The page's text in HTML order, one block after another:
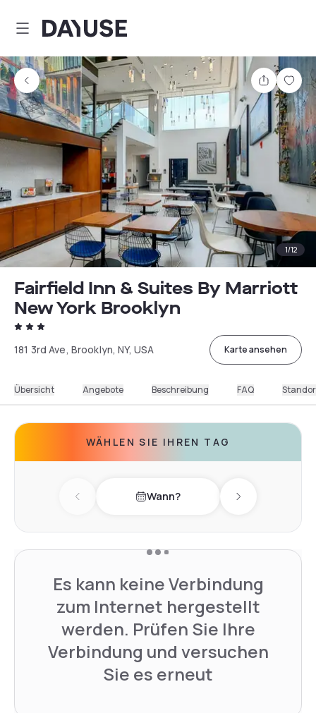
Dayuse
Teilen
1/12
Fairfield Inn & Suites By Marriott
New York Brooklyn
181 3rd Ave, Brooklyn, NY, USA Karte ansehen
Übersicht Angebote Beschreibung FAQ
WÄHLEN SIE IHREN TAG
Previous day Wann? Next day
Es kann keine Verbindung
zum Internet hergestellt
werden. Prüfen Sie Ihre
Verbindung und versuchen
Sie es erneut